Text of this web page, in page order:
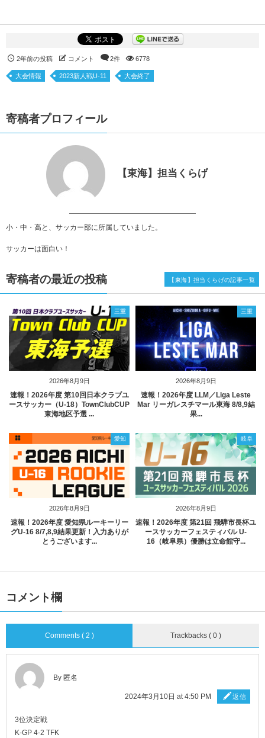
2年前の投稿 コメント 2件 6778
大会情報 2023新人戦U-11 大会終了
寄稿者プロフィール
【東海】担当くらげ
小・中・高と、サッカー部に所属していました。
サッカーは面白い！
寄稿者の最近の投稿
2026年8月9日
三重
速報！2026年度 第10回日本クラブユ
ースサッカー（U-18）TownClubCUP
東海地区予選 ...
2026年8月9日
三重
速報！2026年度 LLM／Liga Leste
Mar リーガレスチマール東海 8/8,9結
果...
2026年8月9日
愛知
速報！2026年度 愛知県ルーキーリー
グU-16 8/7,8,9結果更新！入力ありが
とうございます...
2026年8月9日
岐阜
速報！2026年度 第21回 飛騨市長杯ユ
ースサッカーフェスティバル U-
16（岐阜県）優勝は立命館守...
【東海】担当くらげの記事一覧
コメント欄
Comments ( 2 ) Trackbacks ( 0 )
By 匿名
2024年3月10日 at 4:50 PM 返信
3位決定戦
K-GP 4-2 TFK